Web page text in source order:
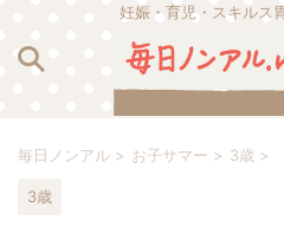
妊娠・育児・スキルス
毎日ノンアル > お子サマー > 3歳 >
3歳